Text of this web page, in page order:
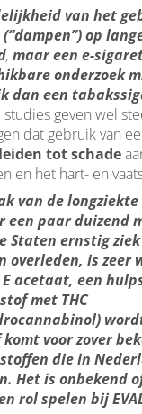
van het
op
,maar een e-
onderzoek
dan een
geven wel
dat gebruik van
tot schade
en het hart- en
van de longziekte
een paar duizend
Staten ernstig
overleden, is zeer
acetaat, een
met THC
komt voor zover
die in
Het is onbekend
rol spelen bij